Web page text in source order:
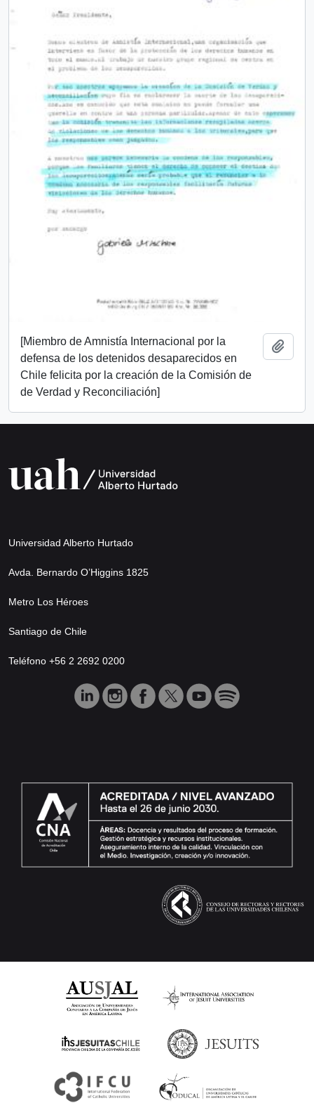
[Miembro de Amnistía Internacional por la
defensa de los detenidos desaparecidos en
Chile felicita por la creación de la Comisión de
de Verdad y Reconciliación]
Universidad Alberto Hurtado
Avda. Bernardo O’Higgins 1825
Metro Los Héroes
Santiago de Chile
Teléfono +56 2 2692 0200